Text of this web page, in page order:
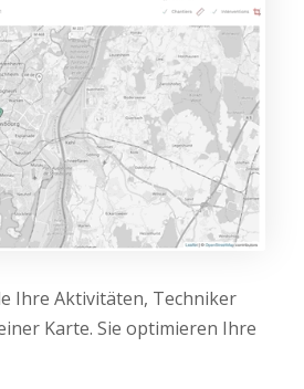
Ihre Aktivitäten, Techniker
Karte. Sie optimieren Ihre